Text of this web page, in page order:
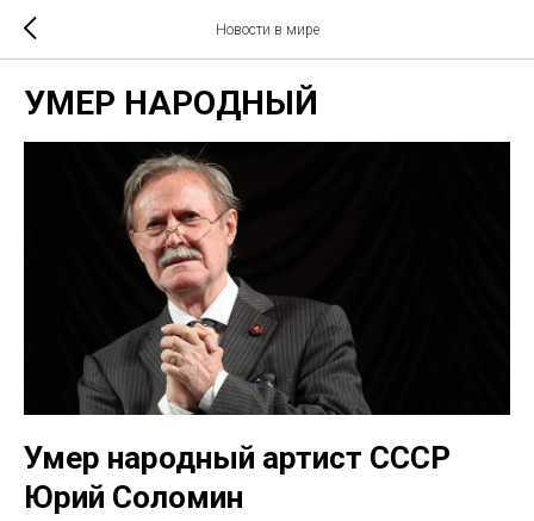
Новости в мире
УМЕР НАРОДНЫЙ
Умер народный артист СССР
Юрий Соломин